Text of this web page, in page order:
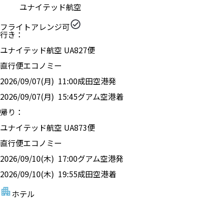
ユナイテッド航空
フライトアレンジ可
行き：
ユナイテッド航空 UA827便
直行便エコノミー
2026/09/07(月) 11:00成田空港発
2026/09/07(月) 15:45グアム空港着
帰り：
ユナイテッド航空 UA873便
直行便エコノミー
2026/09/10(木) 17:00グアム空港発
2026/09/10(木) 19:55成田空港着
ホテル